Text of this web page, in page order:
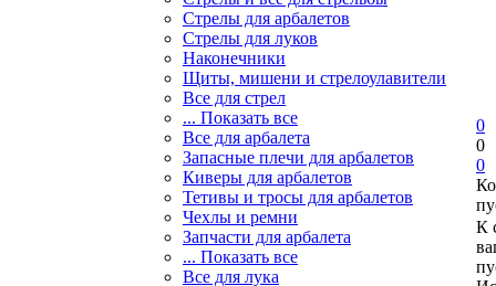
Стрелы для арбалетов
Стрелы для луков
Наконечники
Щиты, мишени и стрелоулавители
Все для стрел
... Показать все
Все для арбалета
Запасные плечи для арбалетов
Киверы для арбалетов
Тетивы и тросы для арбалетов
Чехлы и ремни
Запчасти для арбалета
... Показать все
Все для лука
0
0
0
К